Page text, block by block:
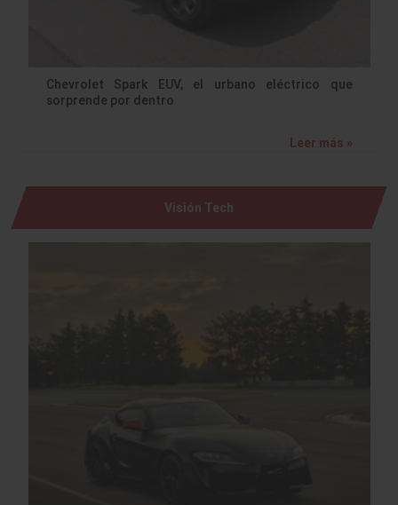
Chevrolet Spark EUV, el urbano eléctrico que
sorprende por dentro
Leer más »
Visión Tech